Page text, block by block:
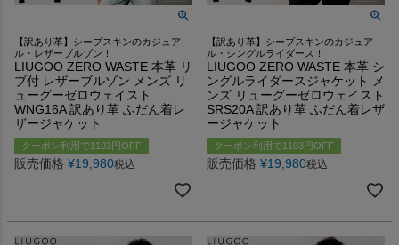
【訳あり革】シープスキンのカジュア
ル・レザーブルゾン！
LIUGOO ZERO WASTE 本革 リ
ブ付 レザーブルゾン メンズ リ
ューグーゼロウェイスト
WNG16A 訳あり革 ふだん着レ
ザージャケット
クーポン利用で1103円OFF
販売価格 ¥19,980税込
【訳あり革】シープスキンのカジュア
ル・シングルライダース！
LIUGOO ZERO WASTE 本革 シ
ングルライダースジャケット メ
ンズ リューグーゼロウェイスト
SRS20A 訳あり革 ふだん着レザ
ージャケット
クーポン利用で1103円OFF
販売価格 ¥19,980税込